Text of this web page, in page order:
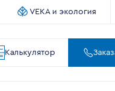
VEKA и экология
Калькулятор